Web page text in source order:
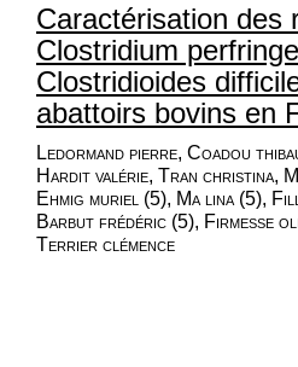
Caractérisation des
Clostridium
Clostridioides
abattoirs bovins en
Ledormand pierre, Coadou
Hardit valérie, Tran christina,
Ehmig muriel (5), Ma lina (5),
Barbut frédéric (5), Firmesse
Terrier clémence